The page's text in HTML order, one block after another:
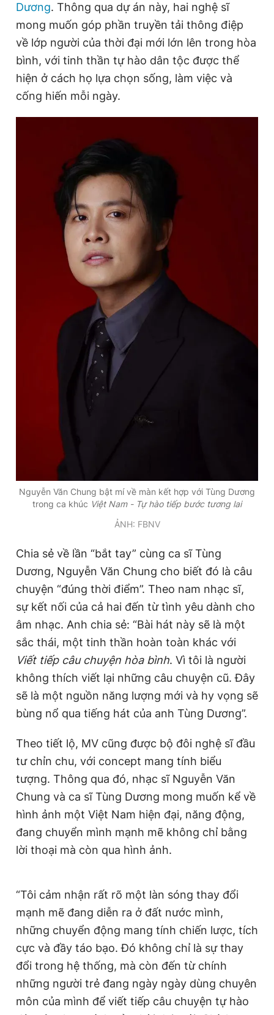
Thông tin tòa soạn Liên hệ quảng cáo
Đọc Thanh Niên trên điện thoại
Theo dõi báo trên
0906 645 777
Liên hệ quảng cáo
0908 780 404
Quảng cáo Tòa soạn
Tổng biên tập: Nguyễn Ngọc Toàn
Phó tổng biên tập thường trực: Hải Thành
Phó tổng biên tập: Lâm Hiếu Dũng
Phó tổng biên tập: Trần Việt Hưng
Tổng thư ký tòa soạn: Đức Trung
Giấy phép xuất bản số 110/GP - BTTTT cấp ngày 24.3.2020
© 2003-2026 Bản quyền thuộc về Báo Thanh Niên. Cấm sao
chép dưới mọi hình thức nếu không có sự chấp thuận bằng văn
bản. Phát triển bởi ePi Technologies, JSC.
Dương. Thông qua dự án này, hai nghệ sĩ
mong muốn góp phần truyền tải thông điệp
về lớp người của thời đại mới lớn lên trong hòa
bình, với tinh thần tự hào dân tộc được thể
hiện ở cách họ lựa chọn sống, làm việc và
cống hiến mỗi ngày.
Nguyễn Văn Chung bật mí về màn kết hợp với Tùng Dương
trong ca khúc Việt Nam - Tự hào tiếp bước tương lai
ẢNH: FBNV
Chia sẻ về lần “bắt tay” cùng ca sĩ Tùng
Dương, Nguyễn Văn Chung cho biết đó là câu
chuyện “đúng thời điểm”. Theo nam nhạc sĩ,
sự kết nối của cả hai đến từ tình yêu dành cho
âm nhạc. Anh chia sẻ: “Bài hát này sẽ là một
sắc thái, một tinh thần hoàn toàn khác với
Viết tiếp câu chuyện hòa bình. Vì tôi là người
không thích viết lại những câu chuyện cũ. Đây
sẽ là một nguồn năng lượng mới và hy vọng sẽ
bùng nổ qua tiếng hát của anh Tùng Dương”.
Theo tiết lộ, MV cũng được bộ đôi nghệ sĩ đầu
tư chỉn chu, với concept mang tính biểu
tượng. Thông qua đó, nhạc sĩ Nguyễn Văn
Chung và ca sĩ Tùng Dương mong muốn kể về
hình ảnh một Việt Nam hiện đại, năng động,
đang chuyển mình mạnh mẽ không chỉ bằng
lời thoại mà còn qua hình ảnh.
“Tôi cảm nhận rất rõ một làn sóng thay đổi
mạnh mẽ đang diễn ra ở đất nước mình,
những chuyển động mang tính chiến lược, tích
cực và đầy táo bạo. Đó không chỉ là sự thay
đổi trong hệ thống, mà còn đến từ chính
những người trẻ đang ngày ngày dùng chuyên
môn của mình để viết tiếp câu chuyện tự hào